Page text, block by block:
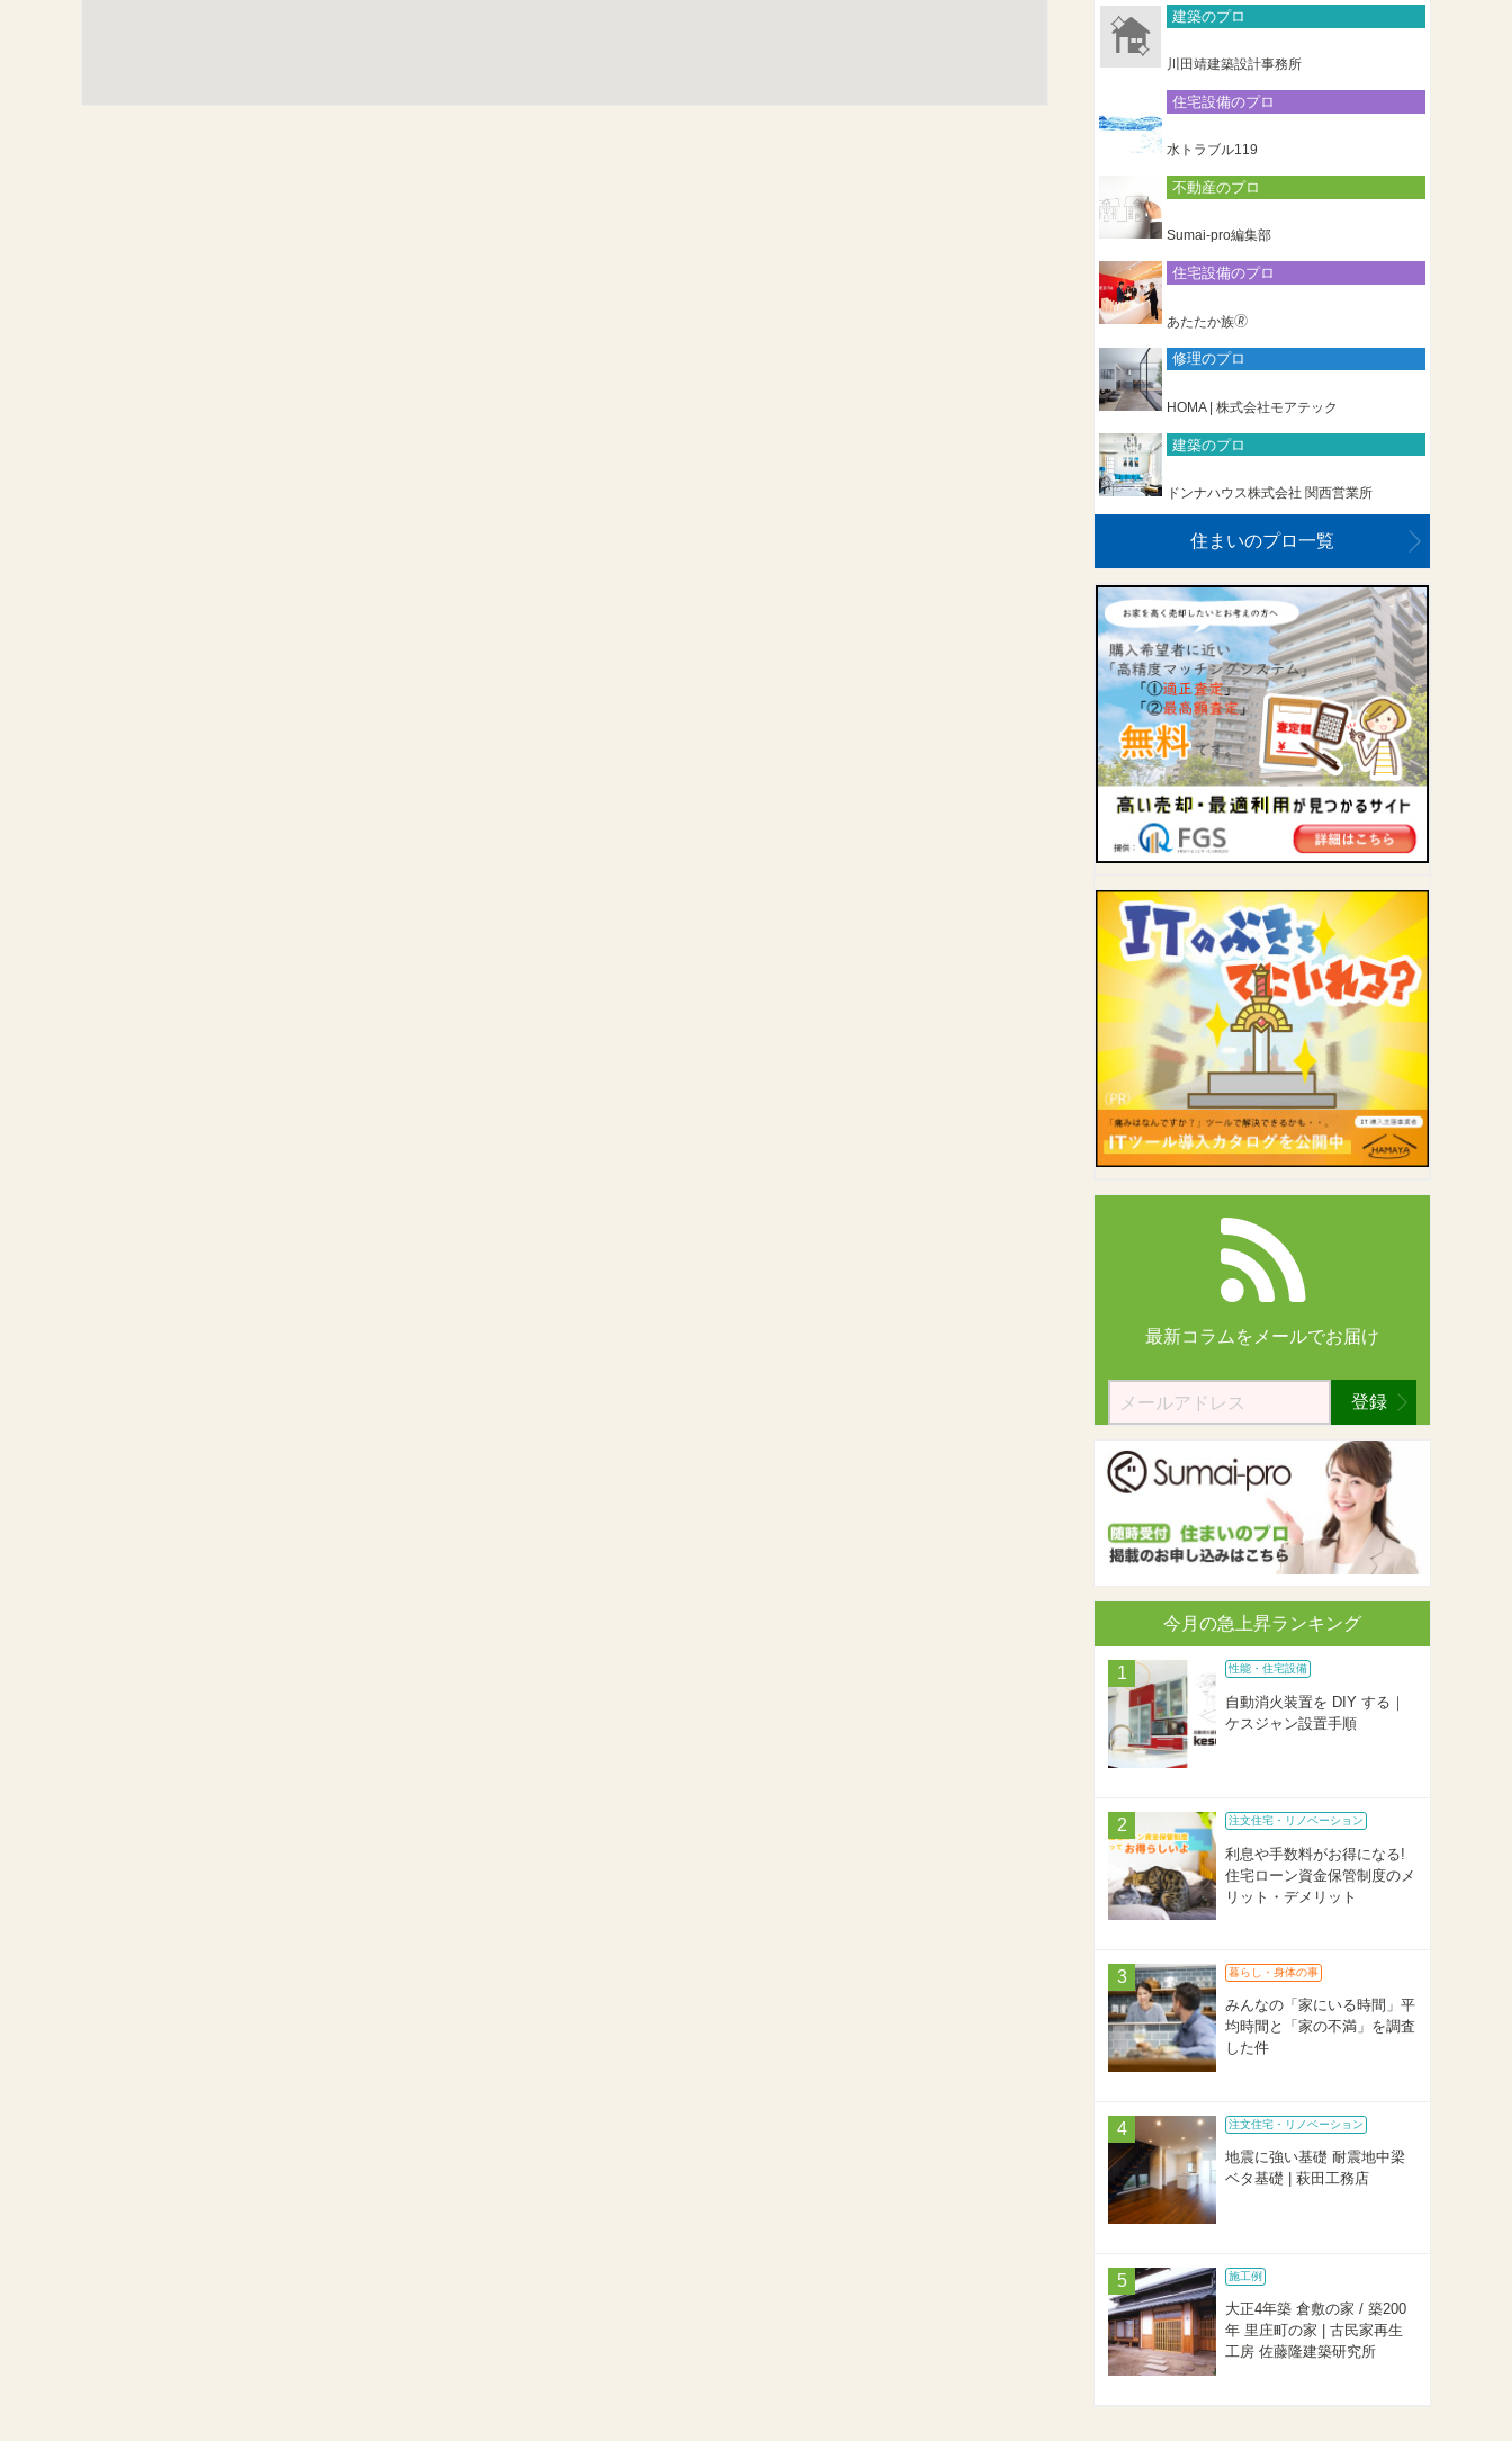
建築のプロ
川田靖建築設計事務所
住宅設備のプロ
水トラブル119
不動産のプロ
Sumai-pro編集部
住宅設備のプロ
あたたか族🄬
修理のプロ
HOMA | 株式会社モアテック
建築のプロ
ドンナハウス株式会社 関西営業所
住まいのプロ一覧
最新コラムを メールでお届け
登録
今月の急上昇ランキング
性能・住宅設備
自動消火装置を DIY する｜
ケスジャン設置手順
注文住宅・リノベーション
利息や手数料がお得になる!
住宅ローン資金保管制度のメ
リット・デメリット
暮らし・身体の事
みんなの「家にいる時間」平
均時間と「家の不満」を調査
した件
注文住宅・リノベーション
地震に強い基礎 耐震地中梁
ベタ基礎 | 萩田工務店
施工例
大正4年築 倉敷の家 / 築200
年 里庄町の家 | 古民家再生
工房 佐藤隆建築研究所